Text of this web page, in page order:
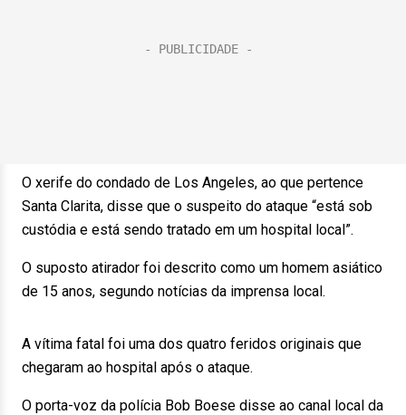
O xerife do condado de Los Angeles, ao que pertence
Santa Clarita, disse que o suspeito do ataque “está sob
custódia e está sendo tratado em um hospital local”.
O suposto atirador foi descrito como um homem asiático
de 15 anos, segundo notícias da imprensa local.
A vítima fatal foi uma dos quatro feridos originais que
chegaram ao hospital após o ataque.
O porta-voz da polícia Bob Boese disse ao canal local da